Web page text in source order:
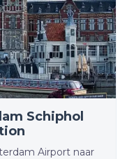
Schiphol
Airport naar